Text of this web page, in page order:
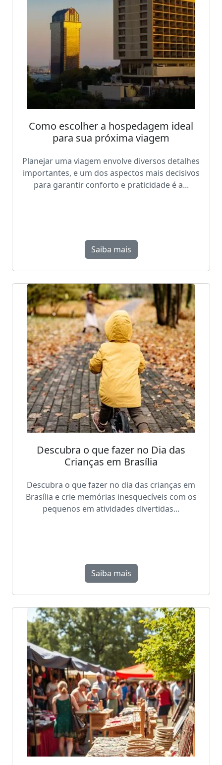
Como escolher a hospedagem ideal
para sua próxima viagem
Planejar uma viagem envolve diversos detalhes
importantes, e um dos aspectos mais decisivos
para garantir conforto e praticidade é a...
Saiba mais
Descubra o que fazer no Dia das
Crianças em Brasília
Descubra o que fazer no dia das crianças em
Brasília e crie memórias inesquecíveis com os
pequenos em atividades divertidas...
Saiba mais